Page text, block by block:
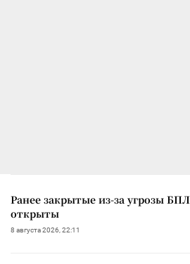
Ранее закрытые из-за угрозы
открыты
8 августа 2026, 22:11